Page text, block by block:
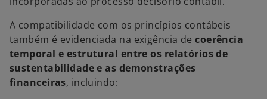
A compatibilidade com os princípios contábeis
também é evidenciada na exigência decoerência
temporal e estrutural entre os relatórios de
sustentabilidade e as demonstrações
financeiras, incluindo: